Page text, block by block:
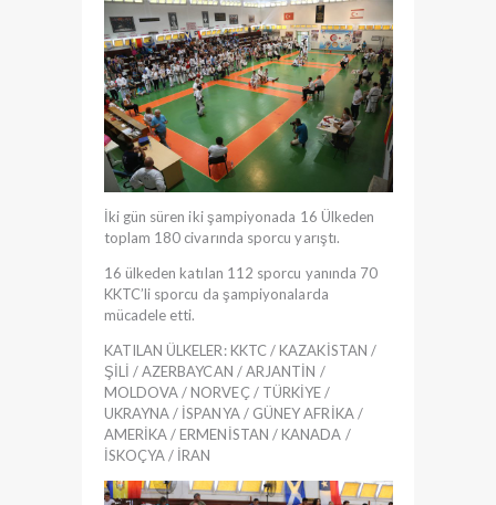
İki gün süren iki şampiyonada 16 Ülkeden
toplam 180 civarında sporcu yarıştı.
16 ülkeden katılan 112 sporcu yanında 70
KKTC’li sporcu da şampiyonalarda
mücadele etti.
KATILAN ÜLKELER: KKTC / KAZAKİSTAN /
ŞİLİ / AZERBAYCAN / ARJANTİN /
MOLDOVA / NORVEÇ / TÜRKİYE /
UKRAYNA / İSPANYA / GÜNEY AFRİKA /
AMERİKA / ERMENİSTAN / KANADA /
İSKOÇYA / İRAN